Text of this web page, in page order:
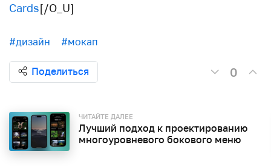
Cards[/O_U]
#дизайн #мокап
Поделиться 0
ЧИТАЙТЕ ДАЛЕЕ
Лучший подход к проектированию
многоуровневого бокового меню